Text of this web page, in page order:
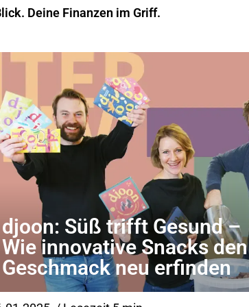
Deine Finanzen im Griff.
djoon: Süß trifft Gesund –
Wie innovative Snacks den
Geschmack neu erfinden